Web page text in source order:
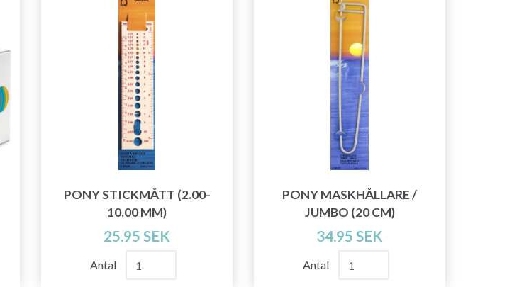
PONY STICKMÅTT (2.00-
10.00 MM)
25.95 SEK
Antal
PONY MASKHÅLLARE /
JUMBO (20 CM)
34.95 SEK
Antal